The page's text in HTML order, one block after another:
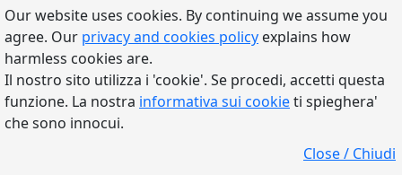
Our website uses cookies. By continuing we assume you
agree. Our privacy and cookies policy explains how
harmless cookies are.
Il nostro sito utilizza i 'cookie'. Se procedi, accetti questa
funzione. La nostra informativa sui cookieti spieghera'
che sono innocui.
Close / Chiudi